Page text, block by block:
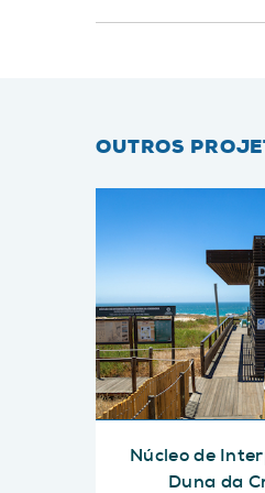
OUTROS
Núcleo de
Duna da